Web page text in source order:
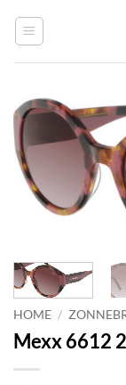
naar
HOME /
Mexx 6612